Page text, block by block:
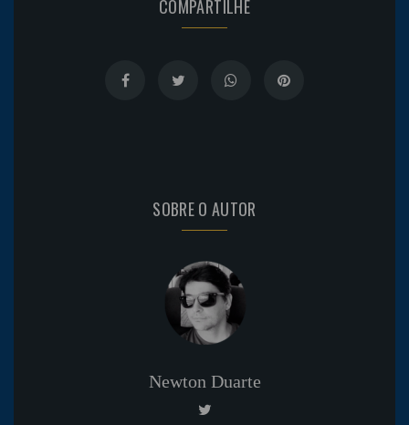
COMPARTILHE
SOBRE O AUTOR
Newton Duarte